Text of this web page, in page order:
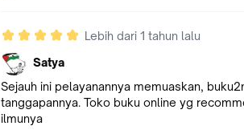
Lebih dari 1 tahun lalu
Satya
Sejauh ini pelayanannya memuaskan,
tanggapannya. Toko buku online yg
ilmunya